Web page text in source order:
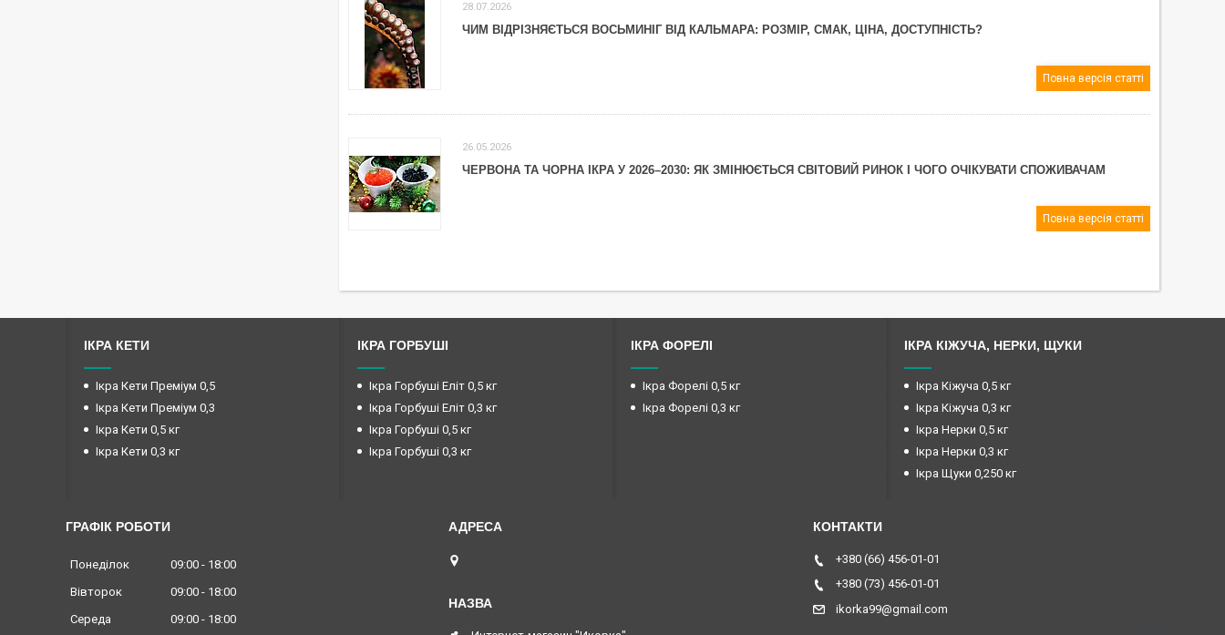
28.07.2026
ЧИМ ВІДРІЗНЯЄТЬСЯ ВОСЬМИНІГ ВІД КАЛЬМАРА: РОЗМІР, СМАК, ЦІНА, ДОСТУПНІСТЬ?
Повна версія статті
26.05.2026
ЧЕРВОНА ТА ЧОРНА ІКРА У 2026–2030: ЯК ЗМІНЮЄТЬСЯ СВІТОВИЙ РИНОК І ЧОГО ОЧІКУВАТИ СПОЖИВАЧАМ
Повна версія статті
ІКРА КЕТИ
Ікра Кети Преміум 0,5
Ікра Кети Преміум 0,3
Ікра Кети 0,5 кг
Ікра Кети 0,3 кг
ІКРА ГОРБУШІ
Ікра Горбуші Еліт 0,5 кг
Ікра Горбуші Еліт 0,3 кг
Ікра Горбуші 0,5 кг
Ікра Горбуші 0,3 кг
ІКРА ФОРЕЛІ
Ікра Форелі 0,5 кг
Ікра Форелі 0,3 кг
ІКРА КІЖУЧА, НЕРКИ, ЩУКИ
Ікра Кіжуча 0,5 кг
Ікра Кіжуча 0,3 кг
Ікра Нерки 0,5 кг
Ікра Нерки 0,3 кг
Ікра Щуки 0,250 кг
ГРАФІК РОБОТИ
Понеділок 09:00
18:00
Вівторок
09:00
18:00
Середа
09:00 18:00
+380 (66) 456-01-01
+380 (73) 456-01-01
ikorka99@gmail.com